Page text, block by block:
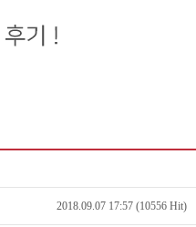
2018.09.07 17:57 (10556 Hit)